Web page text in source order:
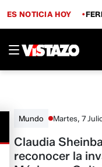
ES NOTICIA HOY
Mundo Martes, 7
Claudia
reconocer la